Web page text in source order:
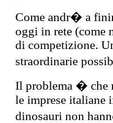
Come andr� a
oggi in rete (come
di competizione.
straordinarie
Il problema � che
le imprese italiane
dinosauri non